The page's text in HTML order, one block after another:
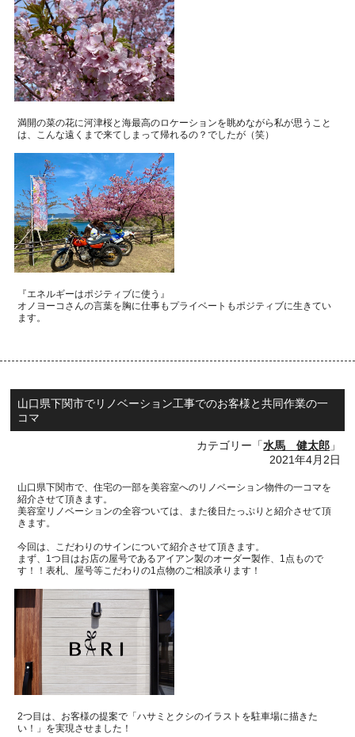
満開の菜の花に河津桜と海最高のロケーションを眺めながら私が思うこと
は、
こんな遠くまで来てしまって帰れるの？でしたが（笑）
『エネルギーはポジティブに使う』
オノヨーコさんの言葉を胸に仕事もプライベートもポジティブに生きてい
ます。
山口県下関市でリノベーション工事でのお客様と共同作業の一
コマ
カテゴリー「水馬 健太郎 」
2021年4月2日
山口県下関市で、住宅の一部を美容室へのリノベーション物件の一コマを
紹介させて頂きます。
美容室リノベーションの全容ついては、また後日たっぷりと紹介させて頂
きます。
今回は、こだわりのサインについて紹介させて頂きます。
まず、 1つ目はお店の屋号であるアイアン製のオーダー製作、 1点もので
す！！表札、屋号等こだわりの1点物のご相談承ります！
2つ目は、お客様の提案で「ハサミとクシのイラストを駐車場に描きた
い！」を実現させました！